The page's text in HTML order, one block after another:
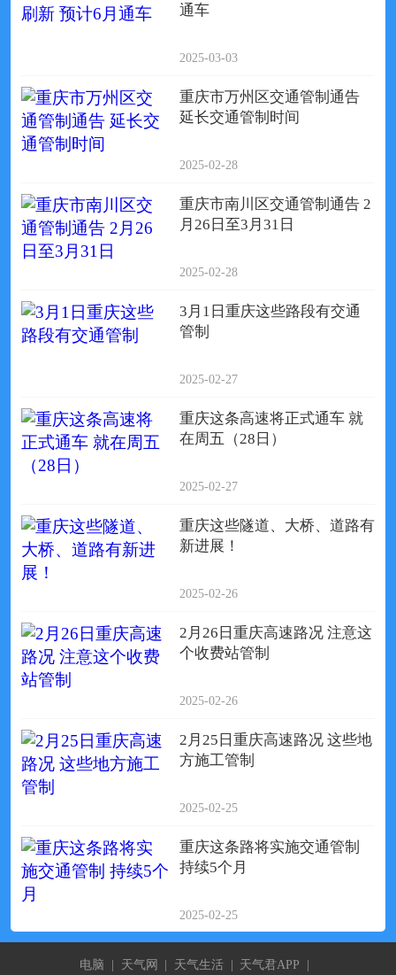
通车
2025-03-03
重庆市万州区交通管制通告
延长交通管制时间
2025-02-28
重庆市南川区交通管制通告 2
月26日至3月31日
2025-02-28
3月1日重庆这些路段有交通
管制
2025-02-27
重庆这条高速将正式通车 就
在周五（28日）
2025-02-27
重庆这些隧道、大桥、道路有
新进展！
2025-02-26
2月26日重庆高速路况 注意这
个收费站管制
2025-02-26
2月25日重庆高速路况 这些地
方施工管制
2025-02-25
重庆这条路将实施交通管制
持续5个月
2025-02-25
电脑 | 天气网 | 天气生活 | 天气君APP |